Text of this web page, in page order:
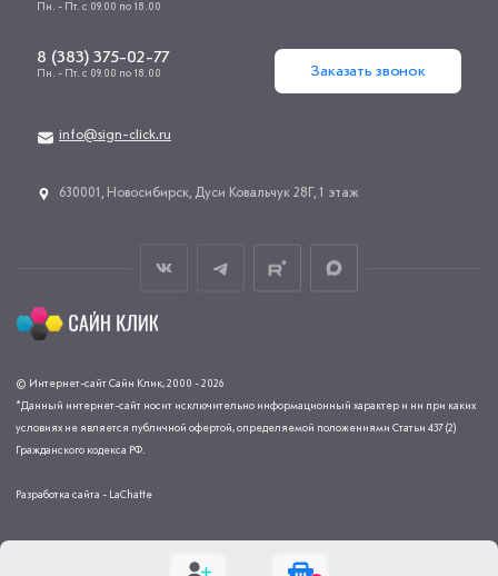
Пн. - Пт. с 09.00 по 18.00
8 (383) 375-02-77
Пн. - Пт. с 09.00 по 18.00 Заказать звонок
info@sign-click.ru
​630001, Новосибирск, Дуси Ковальчук 28Г, 1 этаж
© Интернет-сайт Сайн Клик, 2000 - 2026
*Данный интернет-сайт носит исключительно информационный характер и ни при каких
условиях не является публичной офертой, определяемой положениями Статьи 437 (2)
Гражданского кодекса РФ.
Разработка сайта - LaChatte